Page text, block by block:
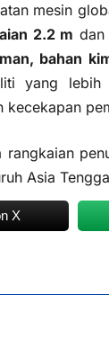
mesin
2.2 m dan
bahan
yang
kecekapan
rangkaian
Asia
X